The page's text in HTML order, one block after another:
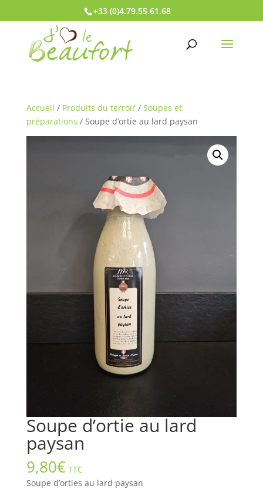
+33 (0)4.79.55.61.68
Accueil / Produits du terroir/ Soupes et
préparations / Soupe d’ortie au lard paysan
Soupe d’ortie au lard
paysan
9,80€ TTC
Soupe d’orties au lard paysan